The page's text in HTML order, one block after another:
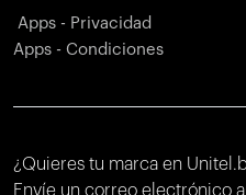
Apps - Privacidad
Apps - Condiciones
¿Quieres tu marca en
Envíe un correo electrónico a